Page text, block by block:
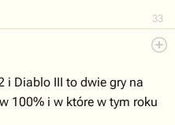
33
i Diablo III to dwie gry na
100% i w które w tym roku